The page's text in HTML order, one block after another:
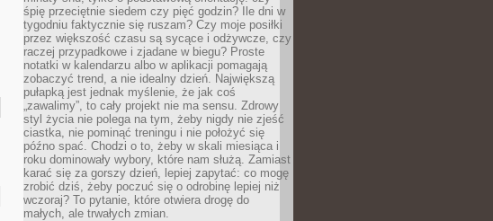
śpię przeciętnie siedem czy pięć godzin? Ile dni w
tygodniu faktycznie się ruszam? Czy moje posiłki
przez większość czasu są sycące i odżywcze, czy
raczej przypadkowe i zjadane w biegu? Proste
notatki w kalendarzu albo w aplikacji pomagają
zobaczyć trend, a nie idealny dzień. Największą
pułapką jest jednak myślenie, że jak coś
„zawalimy”, to cały projekt nie ma sensu. Zdrowy
styl życia nie polega na tym, żeby nigdy nie zjeść
ciastka, nie pominąć treningu i nie położyć się
późno spać. Chodzi o to, żeby w skali miesiąca i
roku dominowały wybory, które nam służą. Zamiast
karać się za gorszy dzień, lepiej zapytać: co mogę
zrobić dziś, żeby poczuć się o odrobinę lepiej niż
wczoraj? To pytanie, które otwiera drogę do
małych, ale trwałych zmian.